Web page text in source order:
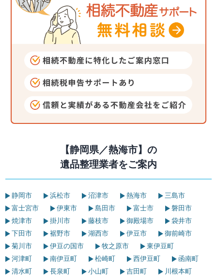
【静岡県／熱海市】の
遺品整理業者をご案内
静岡市 浜松市 沼津市 熱海市
三島市
富士宮市
伊東市 島田市 富士市
磐田市
焼津市
掛川市 藤枝市 御殿場市
袋井市
下田市
裾野市 湖西市 伊豆市
御前崎市
菊川市
伊豆の国市 牧之原市
東伊豆町
河津町
南伊豆町 松崎町 西伊豆町
函南町
清水町
長泉町 小山町 吉田町
川根本町